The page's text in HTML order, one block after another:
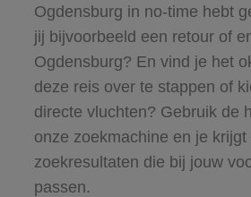
Ogdensburg in no-time hebt
jij bijvoorbeeld een retour of
Ogdensburg? En vind je het
deze reis over te stappen of
directe vluchten? Gebruik de
onze zoekmachine en je krijgt
zoekresultaten die bij jouw
passen.